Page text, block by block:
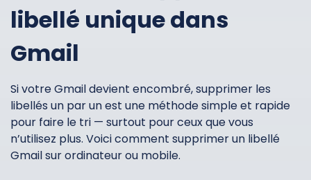
libellé unique dans
Gmail
Si votre Gmail devient encombré, supprimer les
libellés un par un est une méthode simple et rapide
pour faire le tri — surtout pour ceux que vous
n’utilisez plus. Voici comment supprimer un libellé
Gmail sur ordinateur ou mobile.